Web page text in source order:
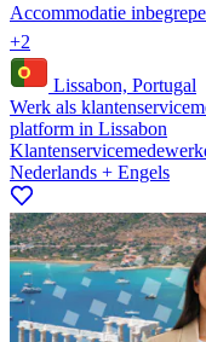
Accommodatie
+2
Lissabon, Portugal
Werk als
platform in Lissabon
Nederlands + Engels